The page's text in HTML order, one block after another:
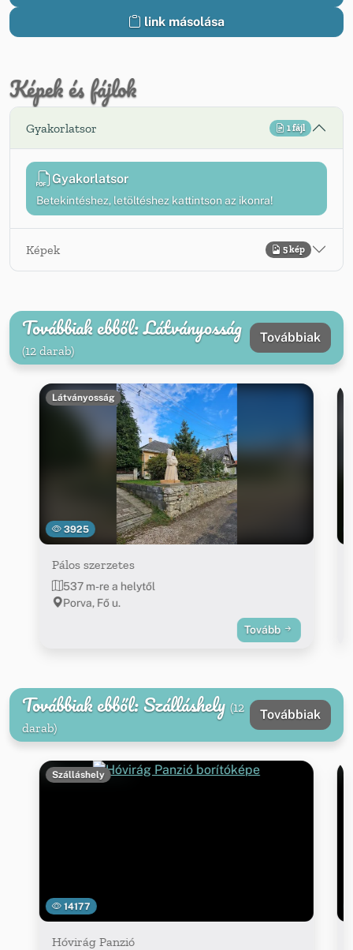
link másolása
Képek és fájlok
Gyakorlatsor 1 fájl
Gyakorlatsor
Betekintéshez, letöltéshez kattintson az ikonra!
Képek 5 kép
Továbbiak ebből: Látványosság
(12 darab)
Továbbiak
3925
Látványosság
Pálos szerzetes
537 m-re a helytől
Porva, Fő u.
Tovább
Továbbiak ebből: Szálláshely (12
darab)
Továbbiak
14177
Szálláshely
Hóvirág Panzió